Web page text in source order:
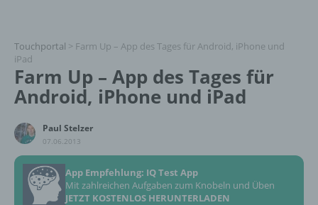
Touchportal > Farm Up – App des Tages für Android, iPhone und
iPad
Farm Up – App des Tages für
Android, iPhone und iPad
Paul Stelzer
07.06.2013
App Empfehlung: IQ Test App
Mit zahlreichen Aufgaben zum Knobeln und Üben
JETZT KOSTENLOS HERUNTERLADEN